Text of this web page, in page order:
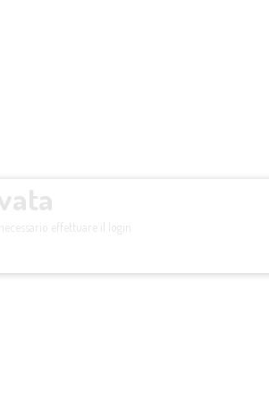
effettuare il login